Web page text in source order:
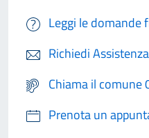
Leggi le domande
Richiedi Assistenza
Chiama il comune
Prenota un